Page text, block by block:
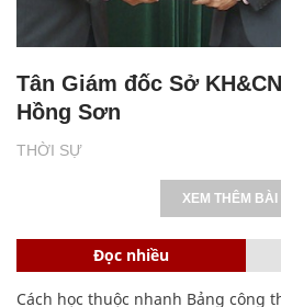
THỜI SỰ
Tân Giám đốc Sở
Hồng Sơn
XEM THÊM BÀI
Đọc nhiều
Cách học thuộc nhanh Bảng công